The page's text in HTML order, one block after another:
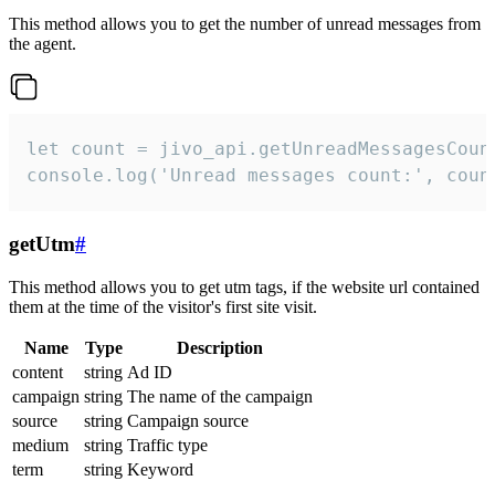
This method allows you to get the number of unread messages from
the agent.
let count =
console.log('Unread messages count:',
getUtm#
This method allows you to get utm tags, if the website url contained
them at the time of the visitor's first site visit.
Name Type
Description
content
string Ad ID
campaign string The name of the campaign
source
string Campaign source
medium
string Traffic type
term
string Keyword